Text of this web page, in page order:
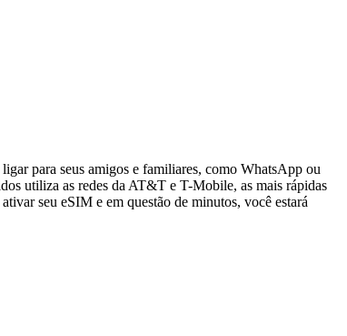
para seus amigos e familiares, como WhatsApp ou
utiliza as redes da AT&T e T-Mobile, as mais rápidas
seu eSIM e em questão de minutos, você estará